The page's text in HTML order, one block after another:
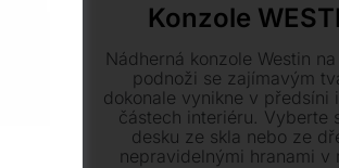
na
Konzole
Nádherná konzole Westin
podnoži se zajímavým
dokonale vynikne v předsíni
částech interiéru. Vyberte
desku ze skla nebo ze
nepravidelnými hranami v